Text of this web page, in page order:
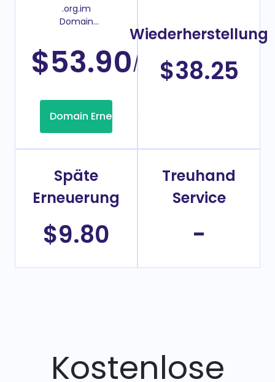
.org.im
Domain
$53.90/Jahr
Domain Erneuerung
Wiederherstellung
$38.25
Späte
Erneuerung
$9.80
Treuhand
Service
-
Kostenlose